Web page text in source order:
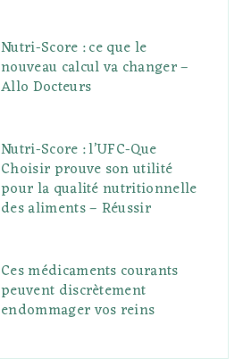
Nutri-Score : ce que le
nouveau calcul va changer –
Allo Docteurs
Nutri-Score : l’UFC-Que
Choisir prouve son utilité
pour la qualité nutritionnelle
des aliments – Réussir
Ces médicaments courants
peuvent discrètement
endommager vos reins